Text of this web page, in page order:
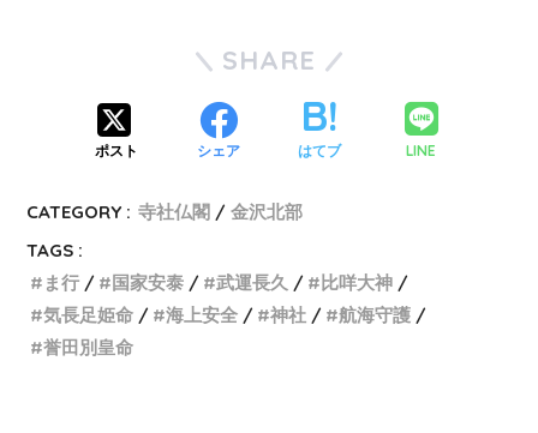
SHARE
ポスト シェア はてブ LINE
CATEGORY : 寺社仏閣
金沢北部
TAGS :
ま行
国家安泰 武運長久
比咩大神
気長足姫命
海上安全 神社
航海守護
誉田別皇命